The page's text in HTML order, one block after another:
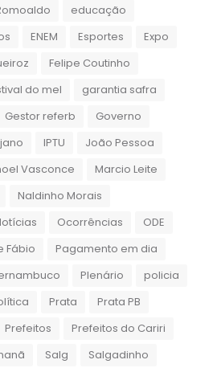
educação
ENEM Esportes
Expo
Felipe Coutinho
do mel
garantia safra
Gestor referb
Governo
IPTU
João Pessoa
Vasconce
Marcio Leite
Naldinho Morais
Ocorrências
ODE
Fábio
Pagamento em dia
Plenário
policia
Prata
Prata PB
Prefeitos
Prefeitos do Cariri
Salg
Salgadinho